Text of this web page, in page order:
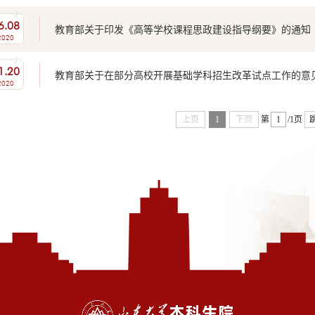
教育部关于印发《高等学校课程思政建设指导纲要》的通知
教育部关于在部分高校开展基础学科招生改革试点工作的意
上页 1 下页 第 /1页